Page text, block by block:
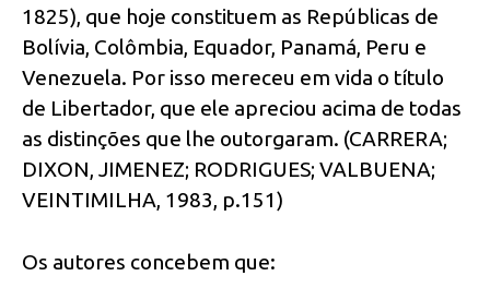
1825), que hoje constituem as Repúblicas de
Bolívia, Colômbia, Equador, Panamá, Peru e
Venezuela. Por isso mereceu em vida o título
de Libertador, que ele apreciou acima de todas
as distinções que lhe outorgaram. (CARRERA;
DIXON, JIMENEZ; RODRIGUES; VALBUENA;
VEINTIMILHA, 1983, p.151)
Os autores concebem que: